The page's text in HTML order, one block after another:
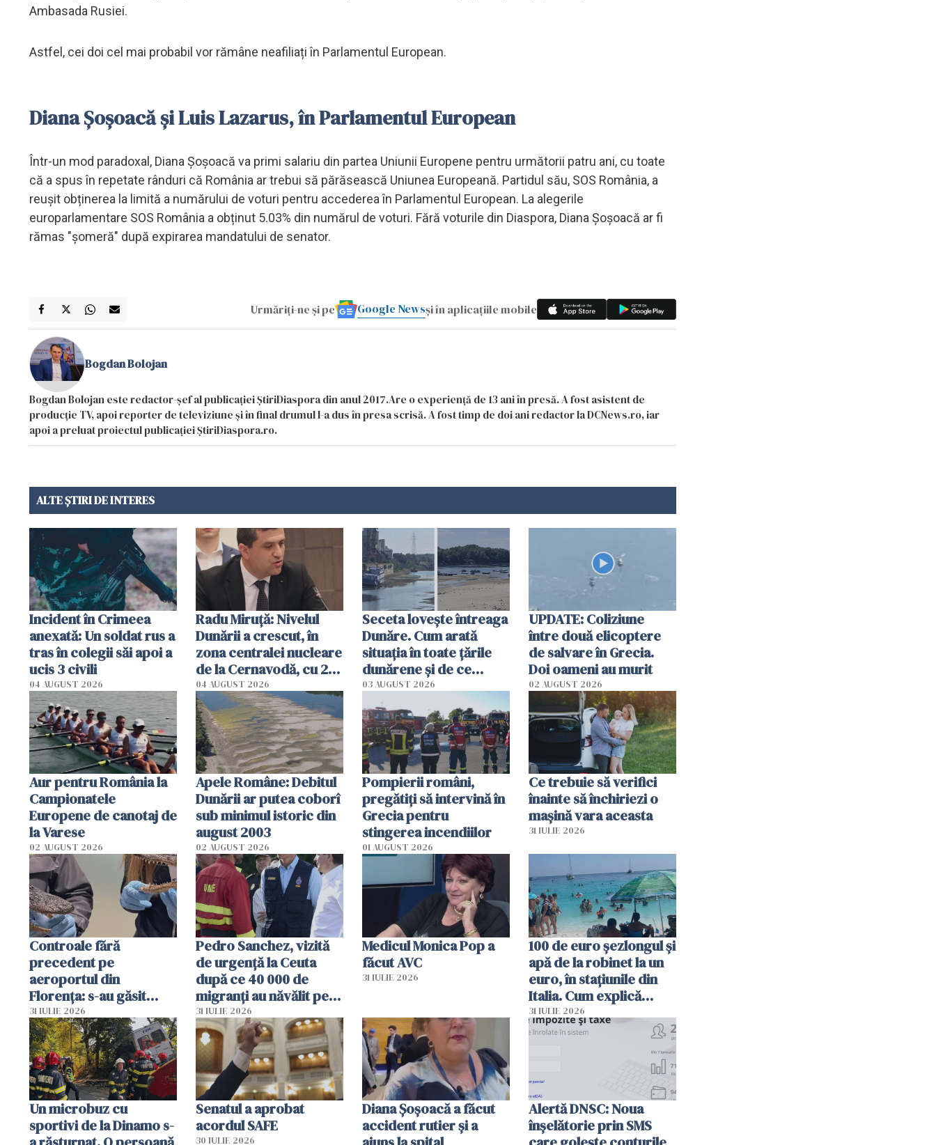
Ambasada Rusiei.
Astfel, cei doi cel mai probabil vor rămâne neafiliați în Parlamentul European.
Diana Șoșoacă și Luis Lazarus, în Parlamentul European
Într-un mod paradoxal, Diana Șoșoacă va primi salariu din partea Uniunii Europene pentru următorii patru ani, cu toate
că a spus în repetate rânduri că România ar trebui să părăsească Uniunea Europeană. Partidul său, SOS România, a
reușit obținerea la limită a numărului de voturi pentru accederea în Parlamentul European. La alegerile
europarlamentare SOS România a obținut 5.03% din numărul de voturi. Fără voturile din Diaspora, Diana Șoșoacă ar fi
rămas "șomeră" după expirarea mandatului de senator.
Urmăriți-ne și pe Google Newsși în aplicațiile mobile
Bogdan Bolojan
Bogdan Bolojan este redactor-șef al publicației ȘtiriDiaspora din anul 2017.Are o experiență de 13 ani în presă. A fost asistent de
producție TV, apoi reporter de televiziune și în final drumul l-a dus în presa scrisă. A fost timp de doi ani redactor la DCNews.ro, iar
apoi a preluat proiectul publicației ȘtiriDiaspora.ro.
ALTE ȘTIRI DE INTERES
Incident în Crimeea
anexată: Un soldat rus a
tras în colegii săi apoi a
ucis 3 civili
04 AUGUST 2026
Radu Miruţă: Nivelul
Dunării a crescut, în
zona centralei nucleare
de la Cernavodă, cu 2
cm faţă de ziua trecută
04 AUGUST 2026
Seceta lovește întreaga
Dunăre. Cum arată
situația în toate țările
dunărene și de ce
România resimte
efectele, deși a plouat
în iulie
03 AUGUST 2026
UPDATE: Coliziune
între două elicoptere
de salvare în Grecia.
Doi oameni au murit
02 AUGUST 2026
Aur pentru România la
Campionatele
Europene de canotaj de
la Varese
02 AUGUST 2026
Apele Române: Debitul
Dunării ar putea coborî
sub minimul istoric din
august 2003
02 AUGUST 2026
Pompierii români,
pregătiţi să intervină în
Grecia pentru
stingerea incendiilor
01 AUGUST 2026
Ce trebuie să verifici
înainte să închiriezi o
mașină vara aceasta
31 IULIE 2026
Controale fără
precedent pe
aeroportul din
Florența: s-au găsit
capete de aligator și o
sumă imensă de bani
31 IULIE 2026
Pedro Sanchez, vizită
de urgență la Ceuta
după ce 40 000 de
migranți au năvălit pe
teritoriul spaniol: „Vom
mobiliza toate
resursele"
31 IULIE 2026
Medicul Monica Pop a
făcut AVC
31 IULIE 2026
100 de euro șezlongul și
apă de la robinet la un
euro, în stațiunile din
Italia. Cum explică
autoritățile
31 IULIE 2026
Un microbuz cu
sportivi de la Dinamo s-
Senatul a aprobat
acordul SAFE
30 IULIE 2026
Diana Șoșoacă a făcut
accident rutier și a
Alertă DNSC: Noua
înșelătorie prin SMS